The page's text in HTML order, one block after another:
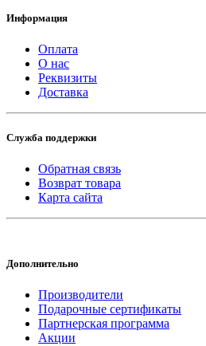
Информация
Оплата
О нас
Реквизиты
Доставка
Служба поддержки
Обратная связь
Возврат товара
Карта сайта
Дополнительно
Производители
Подарочные сертификаты
Партнерская программа
Акции